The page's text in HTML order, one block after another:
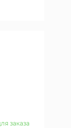
заказа